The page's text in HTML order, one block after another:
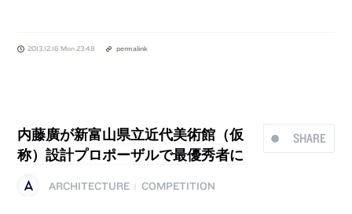
2013.12.16 Mon 23:48 permalink
SHARE
内藤廣が新富山県立近代美術館（仮
称）設計プロポーザルで最優秀者に
ARCHITECTURE COMPETITION